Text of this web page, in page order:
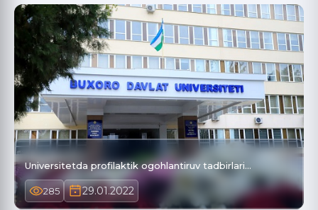
Universitetda profilaktik ogohlantiruv tadbirlari…
285 29.01.2022